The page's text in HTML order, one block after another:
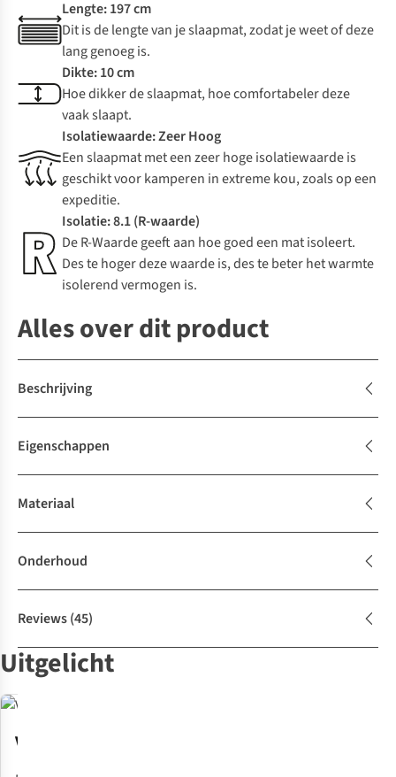
Lengte: 197 cm
Dit is de lengte van je slaapmat, zodat je weet of deze
lang genoeg is.
Dikte: 10 cm
Hoe dikker de slaapmat, hoe comfortabeler deze
vaak slaapt.
Isolatiewaarde: Zeer Hoog
Een slaapmat met een zeer hoge isolatiewaarde is
geschikt voor kamperen in extreme kou, zoals op een
expeditie.
Isolatie: 8.1 (R-waarde)
De R-Waarde geeft aan hoe goed een mat isoleert.
Des te hoger deze waarde is, des te beter het warmte
isolerend vermogen is.
Alles over dit product
Beschrijving
Eigenschappen
Materiaal
Onderhoud
Reviews(45)
Uitgelicht
Ventielen